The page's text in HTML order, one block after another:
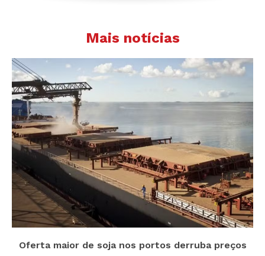
Mais notícias
Oferta maior de soja nos portos derruba preços